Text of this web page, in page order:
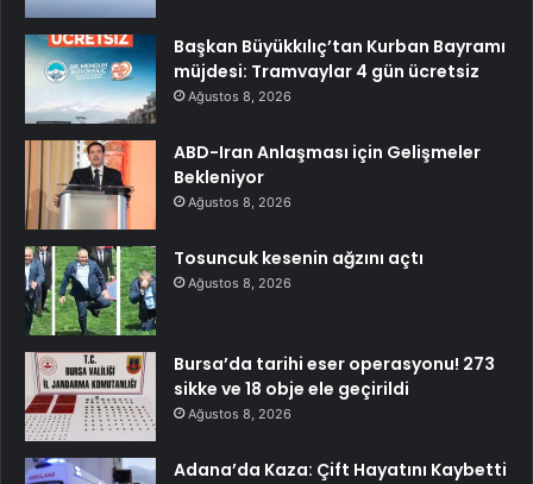
Başkan Büyükkılıç’tan Kurban Bayramı
müjdesi: Tramvaylar 4 gün ücretsiz
Ağustos 8, 2026
ABD-Iran Anlaşması için Gelişmeler
Bekleniyor
Ağustos 8, 2026
Tosuncuk kesenin ağzını açtı
Ağustos 8, 2026
Bursa’da tarihi eser operasyonu! 273
sikke ve 18 obje ele geçirildi
Ağustos 8, 2026
Adana’da Kaza: Çift Hayatını Kaybetti